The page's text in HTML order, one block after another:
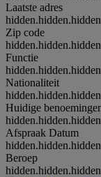
Laatste adres
Zip code
Functie
Nationaliteit
Huidige
Afspraak Datum
Beroep